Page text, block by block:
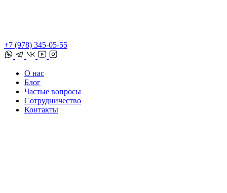
+7 (978) 345-05-55
О нас
Блог
Частые вопросы
Сотрудничество
Контакты